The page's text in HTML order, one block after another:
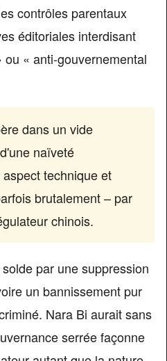
contrôles parentaux
éditoriales interdisant
« anti-gouvernemental
dans un vide
naïveté
technique et
brutalement – par
chinois.
par une suppression
un bannissement pur
Nara Bi aurait sans
serrée façonne